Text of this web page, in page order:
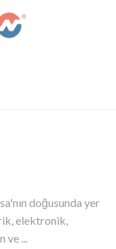
doğusunda yer
elektronik,
ve ...